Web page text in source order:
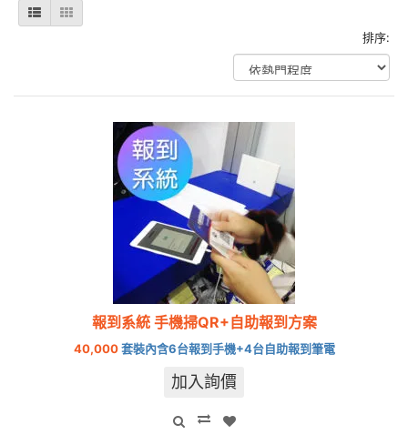
排序:
報到系統 手機掃QR+自助報到方案
40,000套裝內含6台報到手機+4台自助報到筆電
加入詢價